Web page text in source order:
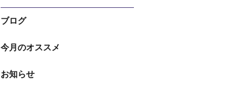
ブログ
今月のオススメ
お知らせ